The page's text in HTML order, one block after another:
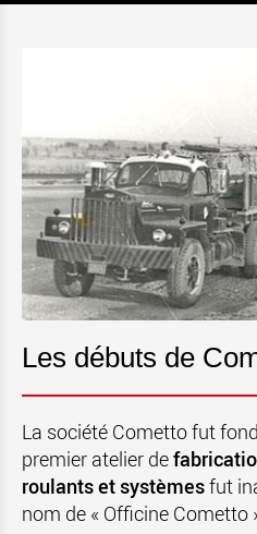
Les débuts de
La société Cometto fut
premier atelier de
roulants et systèmesfut
nom de « Officine Cometto